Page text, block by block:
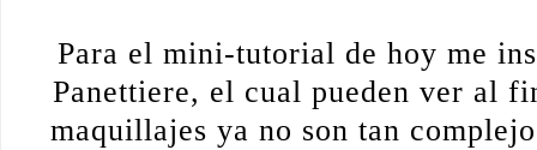
Para el mini-tutorial de hoy me
Panettiere, el cual pueden ver al
maquillajes ya no son tan